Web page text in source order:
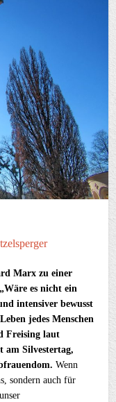
Marx zu einer
es nicht ein
intensiver bewusst
jedes Menschen
Freising laut
am Silvestertag,
Wenn
sondern auch für